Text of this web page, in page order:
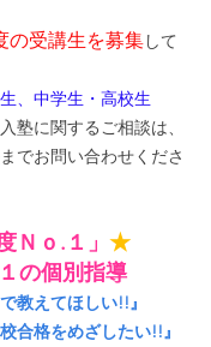
の受講生を募集して
、中学生・高校生
塾に関するご相談は、
でお問い合わせくださ
Ｎｏ.１」 ★
の個別指導
教えてほしい!!』
合格をめざしたい!!』